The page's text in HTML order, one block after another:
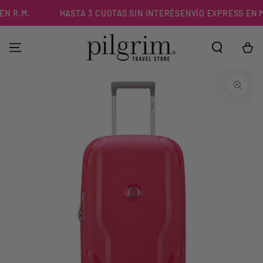
CONTENIDO
R.M. HASTA 3 CUOTAS SIN INTERÉSENVÍO EXPRESS EN
Carrito
INFORMACIÓN DEL